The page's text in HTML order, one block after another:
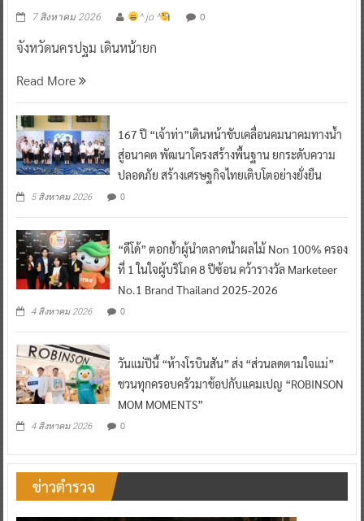
7 สิงหาคม 2026 ^ jo ^ 0
จังหวัดนครปฐม เดินหน้ายก
Read More
167 ปี “เจ้าท่า”เดินหน้าขับเคลื่อนคมนาคมทางน้ำ
สู่อนาคต พัฒนาโครงสร้างพื้นฐาน ยกระดับความ
ปลอดภัย สร้างเศรษฐกิจไทยเติบโตอย่างยั่งยืน
5 สิงหาคม 2026 0
“ดีโด้” ตอกย้ำผู้นำตลาดน้ำผลไม้ Non 100% ครอง
ที่ 1 ในใจผู้บริโภค 8 ปีซ้อน คว้ารางวัล Marketeer
No.1 Brand Thailand 2025-2026
4 สิงหาคม 2026 0
วันแม่ปีนี้ “ห้างโรบินสัน” ส่ง “ส่วนลดตามใจแม่”
ชวนทุกครอบครัวมาช้อปกับแคมเปญ “ROBINSON
MOM MOMENTS”
4 สิงหาคม 2026 0
ข่าวตำรวจ